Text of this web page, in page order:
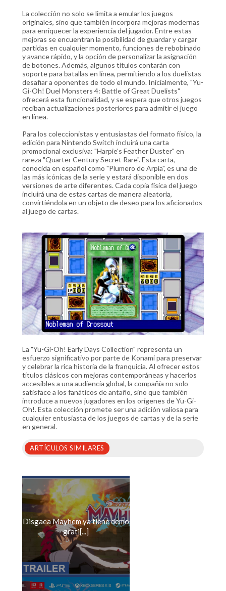
La colección no solo se limita a emular los juegos
originales, sino que también incorpora mejoras modernas
para enriquecer la experiencia del jugador. Entre estas
mejoras se encuentran la posibilidad de guardar y cargar
partidas en cualquier momento, funciones de rebobinado
y avance rápido, y la opción de personalizar la asignación
de botones. Además, algunos títulos contarán con
soporte para batallas en línea, permitiendo a los duelistas
desafiar a oponentes de todo el mundo. Inicialmente, "Yu-
Gi-Oh! Duel Monsters 4: Battle of Great Duelists"
ofrecerá esta funcionalidad, y se espera que otros juegos
reciban actualizaciones posteriores para admitir el juego
en línea.
Para los coleccionistas y entusiastas del formato físico, la
edición para Nintendo Switch incluirá una carta
promocional exclusiva: "Harpie's Feather Duster" en
rareza "Quarter Century Secret Rare". Esta carta,
conocida en español como "Plumero de Arpía", es una de
las más icónicas de la serie y estará disponible en dos
versiones de arte diferentes. Cada copia física del juego
incluirá una de estas cartas de manera aleatoria,
convirtiéndola en un objeto de deseo para los aficionados
al juego de cartas.
La "Yu-Gi-Oh! Early Days Collection" representa un
esfuerzo significativo por parte de Konami para preservar
y celebrar la rica historia de la franquicia. Al ofrecer estos
títulos clásicos con mejoras contemporáneas y hacerlos
accesibles a una audiencia global, la compañía no solo
satisface a los fanáticos de antaño, sino que también
introduce a nuevos jugadores en los orígenes de Yu-Gi-
Oh!. Esta colección promete ser una adición valiosa para
cualquier entusiasta de los juegos de cartas y de la serie
en general.
ARTÍCULOS SIMILARES
Disgaea Mayhem ya tiene demo
grati[...]